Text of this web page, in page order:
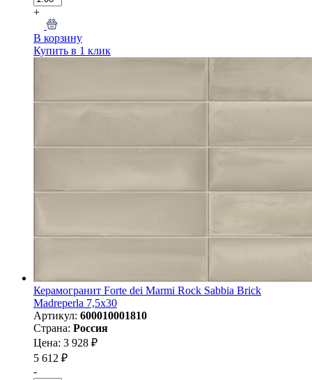
+
В корзину
Купить в 1 клик
Керамогранит Forte dei Marmi Rock Sabbia Brick
Madreperla 7,5x30
Артикул: 600010001810
Страна: Россия
Цена: 3 928 ₽
5 612 ₽
-